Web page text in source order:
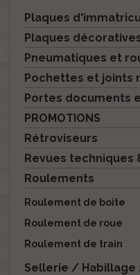
Plaques
Plaques
Pneumatiques et
Pochettes et joints
Portes documents
PROMOTIONS
Rétroviseurs
Revues techniques
Roulements
Roulement de boite
Roulement de roue
Roulement de train
Sellerie / Habillage